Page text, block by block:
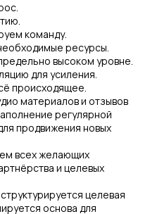
команду.
ресурсы.
высоком уровне.
для усиления.
происходящее.
материалов и отзывов
регулярной
продвижения новых
всех желающих
и целевых
целевая
основа для